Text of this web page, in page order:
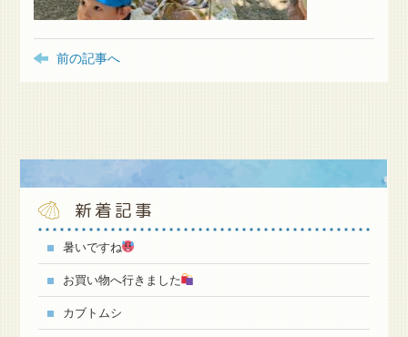
前の記事へ
新着記事
暑いですね
お買い物へ行きました
カブトムシ